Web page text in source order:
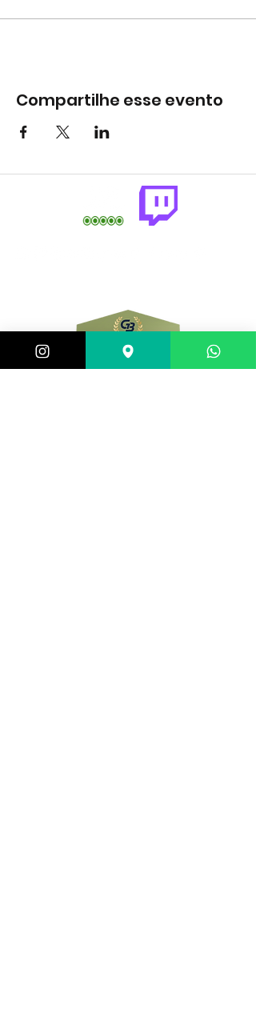
Compartilhe esse evento